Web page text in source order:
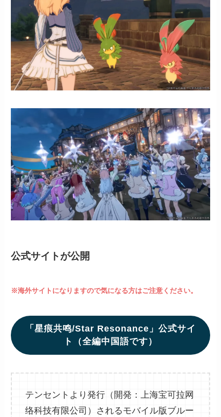
公式サイトが公開
※海外サイトになりますので気になる方はご注意ください。
「星痕共鸣/Star Resonance」公式サイ
ト（全編中国語です）
テンセントより発行（開発：上海宝可拉网
络科技有限公司）されるモバイル版ブルー